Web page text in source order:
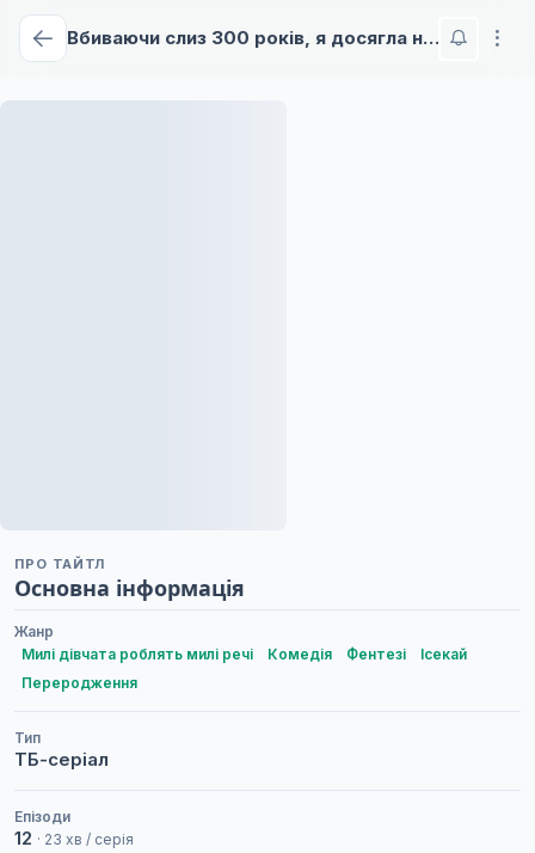
Вбиваючи слиз 300 років, я досягла найвищого рівня - 2 сезон
ПРО ТАЙТЛ
Основна інформація
Жанр
Милі дівчата роблять милі речі
Комедія Фентезі
Ісекай
Переродження
Тип
ТБ-серіал
Епізоди
12 · 23 хв / серія